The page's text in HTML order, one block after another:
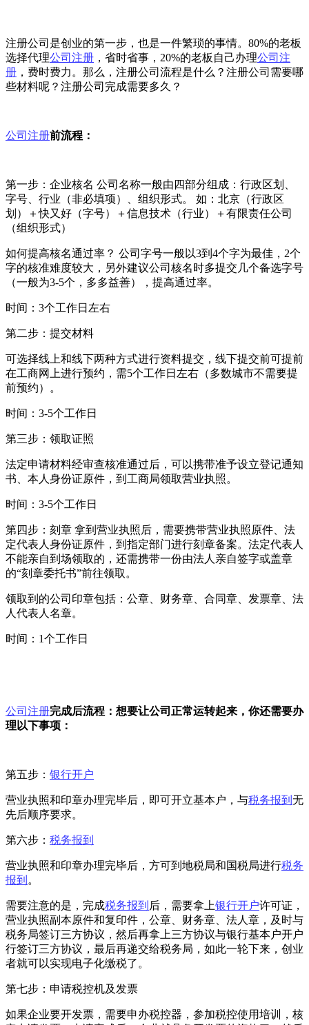
注册公司是创业的第一步，也是一件繁琐的事情。80%的老板
选择代理公司注册 ，省时省事，20%的老板自己办理公司注
册 ，费时费力。那么，注册公司流程是什么？注册公司需要哪
些材料呢？注册公司完成需要多久？
公司注册前流程：
第一步：企业核名 公司名称一般由四部分组成：行政区划、
字号、行业（非必填项）、组织形式。 如：北京（行政区
划）＋快又好（字号）＋信息技术（行业）＋有限责任公司
（组织形式）
如何提高核名通过率？ 公司字号一般以3到4个字为最佳，2个
字的核准难度较大，另外建议公司核名时多提交几个备选字号
（一般为3-5个，多多益善），提高通过率。
时间：3个工作日左右
第二步：提交材料
可选择线上和线下两种方式进行资料提交，线下提交前可提前
在工商网上进行预约，需5个工作日左右（多数城市不需要提
前预约）。
时间：3-5个工作日
第三步：领取证照
法定申请材料经审查核准通过后，可以携带准予设立登记通知
书、本人身份证原件，到工商局领取营业执照。
时间：3-5个工作日
第四步：刻章 拿到营业执照后，需要携带营业执照原件、法
定代表人身份证原件，到指定部门进行刻章备案。法定代表人
不能亲自到场领取的，还需携带一份由法人亲自签字或盖章
的“刻章委托书”前往领取。
领取到的公司印章包括：公章、财务章、合同章、发票章、法
人代表人名章。
时间：1个工作日
公司注册完成后流程：想要让公司正常运转起来，你还需要办
理以下事项：
第五步： 银行开户
营业执照和印章办理完毕后，即可开立基本户，与税务报到 无
先后顺序要求。
第六步： 税务报到
营业执照和印章办理完毕后，方可到地税局和国税局进行税务
报到 。
需要注意的是，完成税务报到 后，需要拿上银行开户许可证，
营业执照副本原件和复印件，公章、财务章、法人章，及时与
税务局签订三方协议，然后再拿上三方协议与银行基本户开户
行签订三方协议，最后再递交给税务局，如此一轮下来，创业
者就可以实现电子化缴税了。
第七步：申请税控机及发票
如果企业要开发票，需要申办税控器，参加税控使用培训，核